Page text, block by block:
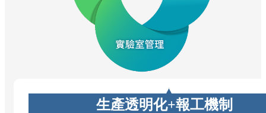
生產透明化+報工機制